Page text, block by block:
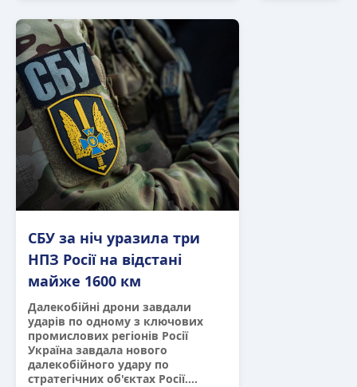
СБУ за ніч уразила три
НПЗ Росії на відстані
майже 1600 км
Далекобійні дрони завдали
ударів по одному з ключових
промислових регіонів Росії
Україна завдала нового
далекобійного удару по
стратегічних об'єктах Росії....